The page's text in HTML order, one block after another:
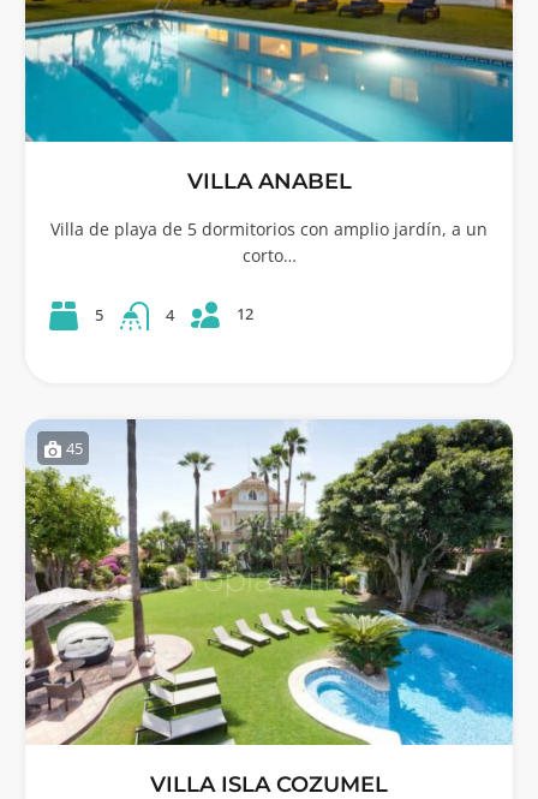
VILLA ANABEL
Villa de playa de 5 dormitorios con amplio jardín, a un
corto…
5 4 12
45
VILLA ISLA COZUMEL